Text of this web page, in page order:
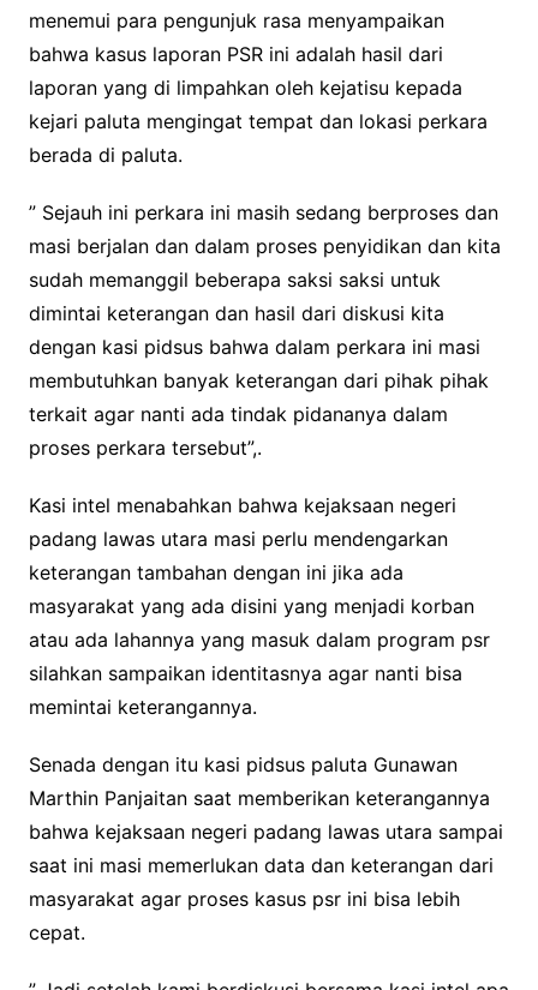
menemui para pengunjuk rasa menyampaikan
bahwa kasus laporan PSR ini adalah hasil dari
laporan yang di limpahkan oleh kejatisu kepada
kejari paluta mengingat tempat dan lokasi perkara
berada di paluta.
” Sejauh ini perkara ini masih sedang berproses dan
masi berjalan dan dalam proses penyidikan dan kita
sudah memanggil beberapa saksi saksi untuk
dimintai keterangan dan hasil dari diskusi kita
dengan kasi pidsus bahwa dalam perkara ini masi
membutuhkan banyak keterangan dari pihak pihak
terkait agar nanti ada tindak pidananya dalam
proses perkara tersebut”,.
Kasi intel menabahkan bahwa kejaksaan negeri
padang lawas utara masi perlu mendengarkan
keterangan tambahan dengan ini jika ada
masyarakat yang ada disini yang menjadi korban
atau ada lahannya yang masuk dalam program psr
silahkan sampaikan identitasnya agar nanti bisa
memintai keterangannya.
Senada dengan itu kasi pidsus paluta Gunawan
Marthin Panjaitan saat memberikan keterangannya
bahwa kejaksaan negeri padang lawas utara sampai
saat ini masi memerlukan data dan keterangan dari
masyarakat agar proses kasus psr ini bisa lebih
cepat.